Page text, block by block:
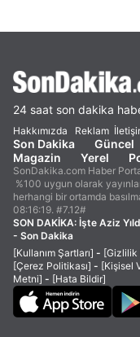
24 saat son dakika
Hakkımızda Reklam
Son Dakika Güncel
Magazin
Yerel
SonDakika.com Haber
%100 uygun olarak
herhangi bir ortamda
08:16:19. #7.12#
SON DAKİKA: İşte Aziz
- Son Dakika
[Kullanım Şartları] - [Gizlilik
[Çerez Politikası] - [Kişisel
Metni] - [Hata Bildir]